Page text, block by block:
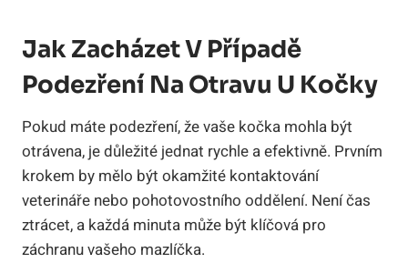
Jak Zacházet V Případě
Podezření Na Otravu U Kočky
Pokud máte podezření, že vaše kočka mohla být
otrávena, je důležité jednat rychle a efektivně. Prvním
krokem by mělo být okamžité kontaktování
veterináře nebo pohotovostního oddělení. Není čas
ztrácet, a každá minuta může být klíčová pro
záchranu vašeho mazlíčka.